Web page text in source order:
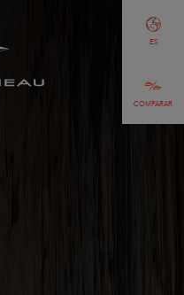
COMPARAR
ES